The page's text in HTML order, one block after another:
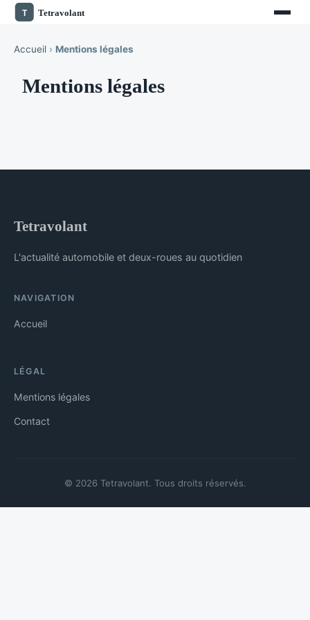
Accueil › Mentions légales
Mentions légales
Tetravolant
L'actualité automobile et deux-roues au quotidien
NAVIGATION
Accueil
LÉGAL
Mentions légales
Contact
© 2026 Tetravolant. Tous droits réservés.